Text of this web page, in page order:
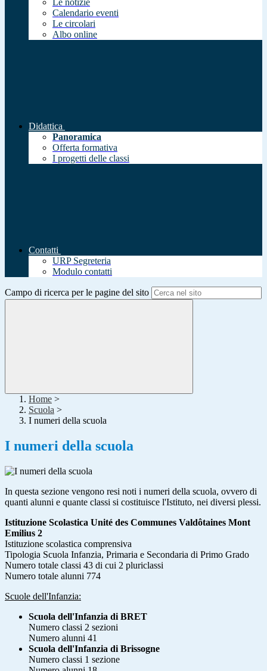
Le notizie
Calendario eventi
Le circolari
Albo online
Didattica
Panoramica
Offerta formativa
I progetti delle classi
Contatti
URP Segreteria
Modulo contatti
Campo di ricerca per le pagine del sito
Home >
Scuola >
I numeri della scuola
I numeri della scuola
In questa sezione vengono resi noti i numeri della scuola, ovvero di
quanti alunni e quante classi si costituisce l'Istituto, nei diversi plessi.
Istituzione Scolastica Unité des Communes Valdôtaines Mont
Emilius 2
Istituzione scolastica comprensiva
Tipologia Scuola Infanzia, Primaria e Secondaria di Primo Grado
Numero totale classi 43 di cui 2 pluriclassi
Numero totale alunni 774
Scuole dell'Infanzia:
Scuola dell'Infanzia di BRET
Numero classi 2 sezioni
Numero alunni 41
Scuola dell'Infanzia di Brissogne
Numero classi 1 sezione